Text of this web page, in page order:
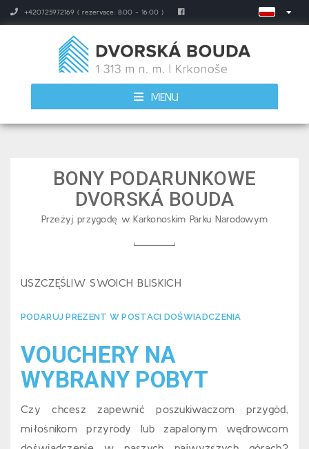
+420725972169 ( rezervace: 8:00 - 16:00 )
MENU
BONY PODARUNKOWE
DVORSKÁ BOUDA
Przeżyj przygodę w Karkonoskim Parku Narodowym
USZCZĘŚLIW SWOICH BLISKICH
PODARUJ PREZENT W POSTACI DOŚWIADCZENIA
VOUCHERY NA
WYBRANY POBYT
Czy chcesz zapewnić poszukiwaczom przygód,
miłośnikom przyrody lub zapalonym wędrowcom